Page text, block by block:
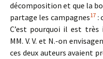
décomposition et que la
partage les campagnes17 :
C’est pourquoi il est
MM. V. V. et N.-on
ces deux auteurs avaient